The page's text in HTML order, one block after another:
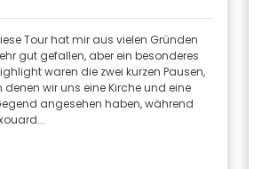
Tour hat mir aus vielen Gründen
gut gefallen, aber ein besonderes
waren die zwei kurzen Pausen,
denen wir uns eine Kirche und eine
angesehen haben, während